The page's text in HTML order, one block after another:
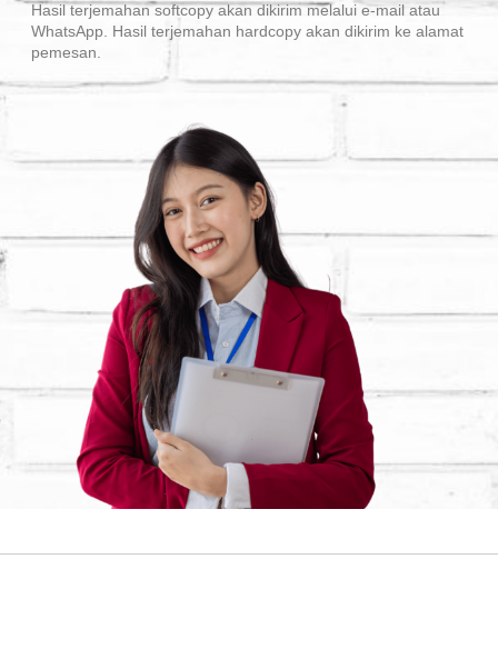
Hasil terjemahan softcopy akan dikirim melalui e-mail atau
WhatsApp. Hasil terjemahan hardcopy akan dikirim ke alamat
pemesan.